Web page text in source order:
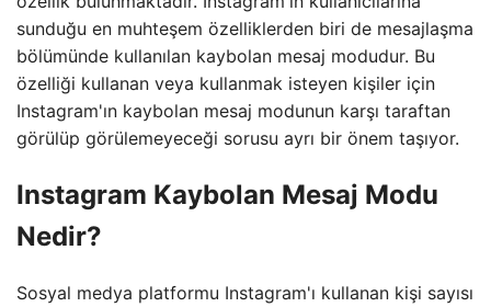
sunduğu en muhteşem özelliklerden biri de mesajlaşma
bölümünde kullanılan kaybolan mesaj modudur. Bu
özelliği kullanan veya kullanmak isteyen kişiler için
Instagram'ın kaybolan mesaj modunun karşı taraftan
görülüp görülemeyeceği sorusu ayrı bir önem taşıyor.
Instagram Kaybolan Mesaj Modu
Nedir?
Sosyal medya platformu Instagram'ı kullanan kişi sayısı